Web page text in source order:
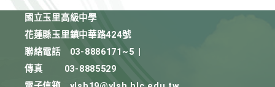
國立玉里高級中學
花蓮縣玉里鎮中華路424號
聯絡電話
03-8886171~5
傳真
03-8885529